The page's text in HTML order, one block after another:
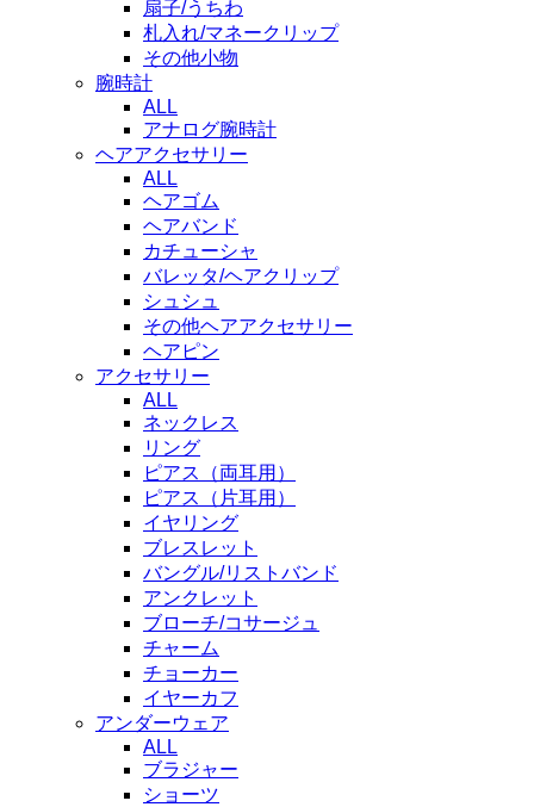
扇子/うちわ
札入れ/マネークリップ
その他小物
腕時計
ALL
アナログ腕時計
ヘアアクセサリー
ALL
ヘアゴム
ヘアバンド
カチューシャ
バレッタ/ヘアクリップ
シュシュ
その他ヘアアクセサリー
ヘアピン
アクセサリー
ALL
ネックレス
リング
ピアス（両耳用）
ピアス（片耳用）
イヤリング
ブレスレット
バングル/リストバンド
アンクレット
ブローチ/コサージュ
チャーム
チョーカー
イヤーカフ
アンダーウェア
ALL
ブラジャー
ショーツ